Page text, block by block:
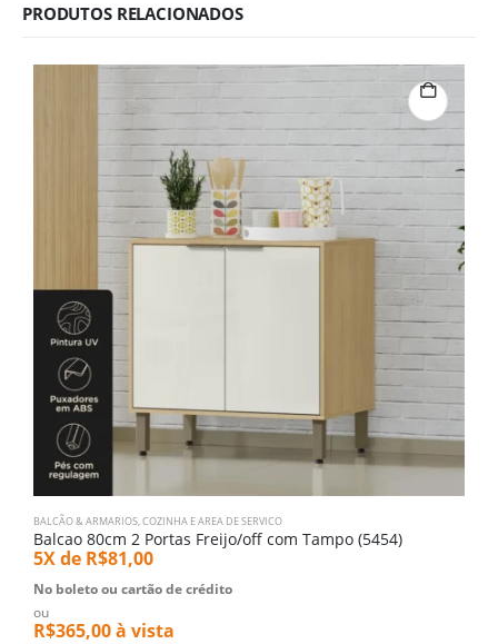
PRODUTOS RELACIONADOS
BALCÃO & ARMARIOS,COZINHA E AREA DE SERVICO
Balcao 80cm 2 Portas Freijo/off com Tampo (5454)
5X de R$81,00
No boleto ou cartão de crédito
ou
R$365,00à vista